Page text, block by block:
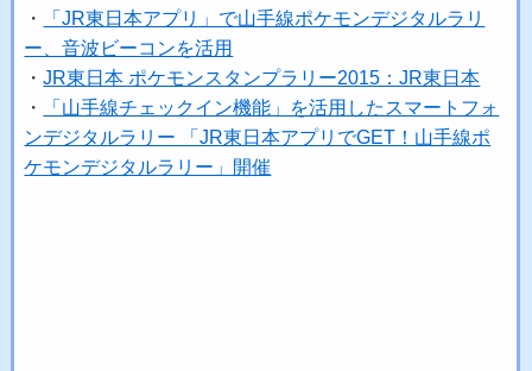
・
「JR東日本アプリ」で山手線ポケモンデジタルラリ
ー、音波ビーコンを活用
・JR東日本 ポケモンスタンプラリー2015：JR東日本
・
「山手線チェックイン機能」を活用したスマートフォ
ンデジタルラリー 「JR東日本アプリでGET！山手線ポ
ケモンデジタルラリー」開催